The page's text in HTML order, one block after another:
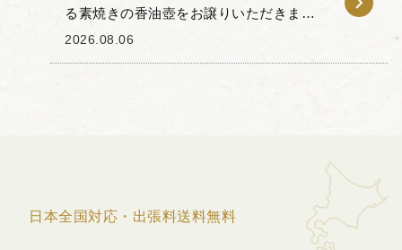
る素焼きの香油壺をお譲りいただきまし
た。 下部が丸みを帯びた洋梨状のシルエ
2026.08.06
日本全国対応・出張料送料無料